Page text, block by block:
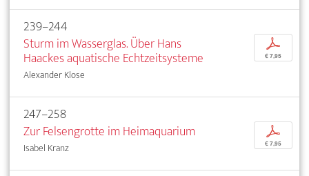
239–244
Sturm im Wasserglas. Über Hans
Haackes aquatische Echtzeitsysteme
Alexander Klose
p
€ 7,95
247–258
Zur Felsengrotte im Heimaquarium
Isabel Kranz
p
€ 7,95